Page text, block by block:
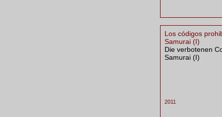
2011
Los códigos
Samurai (I)
Die verbotenen
Samurai (I)